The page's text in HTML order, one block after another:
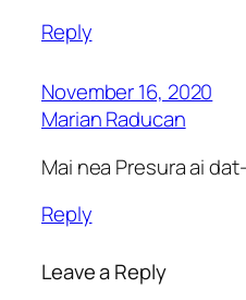
Reply
November 16, 2020
Marian Raducan
Mai nea Presura ai
Reply
Leave a Reply